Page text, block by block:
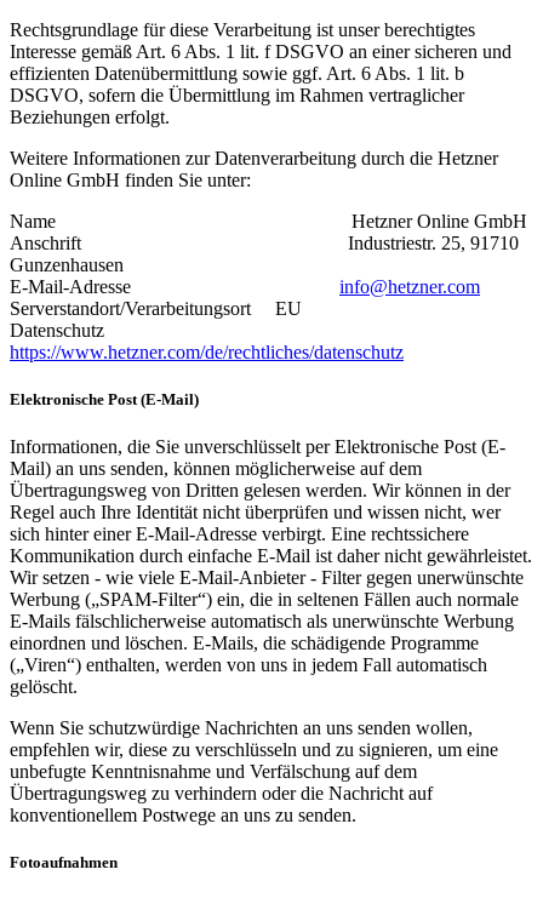
Rechtsgrundlage für diese Verarbeitung ist unser berechtigtes
Interesse gemäß Art. 6 Abs. 1 lit. f DSGVO an einer sicheren und
effizienten Datenübermittlung sowie ggf. Art. 6 Abs. 1 lit. b
DSGVO, sofern die Übermittlung im Rahmen vertraglicher
Beziehungen erfolgt.
Weitere Informationen zur Datenverarbeitung durch die Hetzner
Online GmbH finden Sie unter:
Name Hetzner Online GmbH
Anschrift Industriestr. 25, 91710
Gunzenhausen
E-Mail-Adresse info@hetzner.com
Serverstandort/Verarbeitungsort EU
Datenschutz
https://www.hetzner.com/de/rechtliches/datenschutz
Elektronische Post (E-Mail)
Informationen, die Sie unverschlüsselt per Elektronische Post (E-
Mail) an uns senden, können möglicherweise auf dem
Übertragungsweg von Dritten gelesen werden. Wir können in der
Regel auch Ihre Identität nicht überprüfen und wissen nicht, wer
sich hinter einer E-Mail-Adresse verbirgt. Eine rechtssichere
Kommunikation durch einfache E-Mail ist daher nicht gewährleistet.
Wir setzen - wie viele E-Mail-Anbieter - Filter gegen unerwünschte
Werbung („SPAM-Filter“) ein, die in seltenen Fällen auch normale
E-Mails fälschlicherweise automatisch als unerwünschte Werbung
einordnen und löschen. E-Mails, die schädigende Programme
(„Viren“) enthalten, werden von uns in jedem Fall automatisch
gelöscht.
Wenn Sie schutzwürdige Nachrichten an uns senden wollen,
empfehlen wir, diese zu verschlüsseln und zu signieren, um eine
unbefugte Kenntnisnahme und Verfälschung auf dem
Übertragungsweg zu verhindern oder die Nachricht auf
konventionellem Postwege an uns zu senden.
Fotoaufnahmen